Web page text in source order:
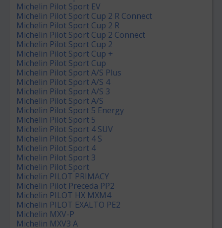
Michelin Pilot Sport EV
Michelin Pilot Sport Cup 2 R Connect
Michelin Pilot Sport Cup 2 R
Michelin Pilot Sport Cup 2 Connect
Michelin Pilot Sport Cup 2
Michelin Pilot Sport Cup +
Michelin Pilot Sport Cup
Michelin Pilot Sport A/S Plus
Michelin Pilot Sport A/S 4
Michelin Pilot Sport A/S 3
Michelin Pilot Sport A/S
Michelin Pilot Sport 5 Energy
Michelin Pilot Sport 5
Michelin Pilot Sport 4 SUV
Michelin Pilot Sport 4 S
Michelin Pilot Sport 4
Michelin Pilot Sport 3
Michelin Pilot Sport
Michelin PILOT PRIMACY
Michelin Pilot Preceda PP2
Michelin PILOT HX MXM4
Michelin PILOT EXALTO PE2
Michelin MXV-P
Michelin MXV3 A